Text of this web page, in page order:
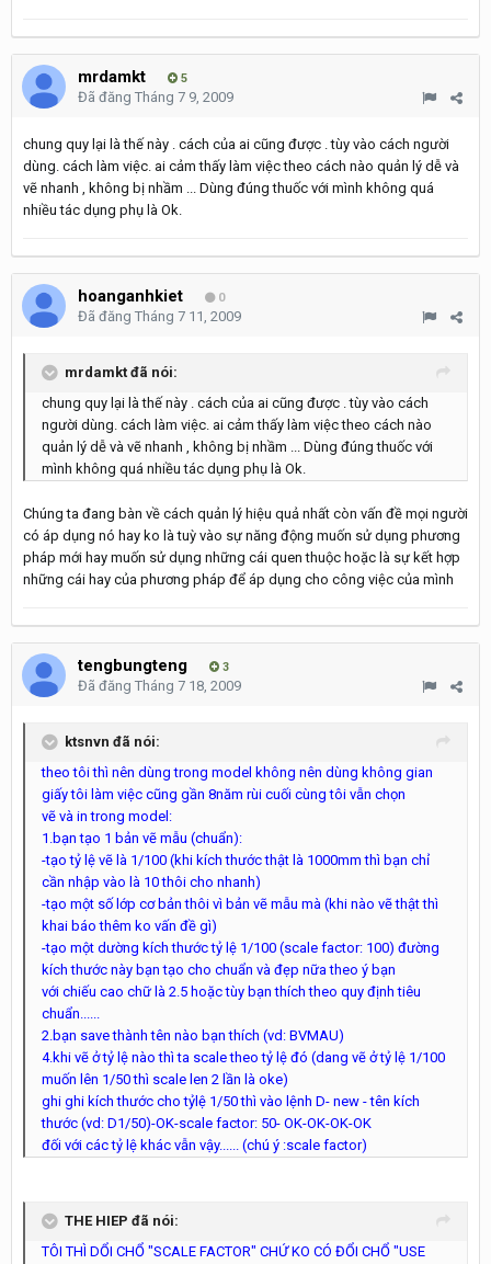
mrdamkt 5
Đã đăng Tháng 7 9, 2009
chung quy lại là thế này . cách của ai cũng được . tùy vào cách người
dùng. cách làm việc. ai cảm thấy làm việc theo cách nào quản lý dễ và
vẽ nhanh , không bị nhầm ... Dùng đúng thuốc với mình không quá
nhiều tác dụng phụ là Ok.
hoanganhkiet 0
Đã đăng Tháng 7 11, 2009
mrdamkt đã nói:
chung quy lại là thế này . cách của ai cũng được . tùy vào cách
người dùng. cách làm việc. ai cảm thấy làm việc theo cách nào
quản lý dễ và vẽ nhanh , không bị nhầm ... Dùng đúng thuốc với
mình không quá nhiều tác dụng phụ là Ok.
Chúng ta đang bàn về cách quản lý hiệu quả nhất còn vấn đề mọi người
có áp dụng nó hay ko là tuỳ vào sự năng động muốn sử dụng phương
pháp mới hay muốn sử dụng những cái quen thuộc hoặc là sự kết hợp
những cái hay của phương pháp để áp dụng cho công việc của mình
tengbungteng 3
Đã đăng Tháng 7 18, 2009
ktsnvn đã nói:
theo tôi thì nên dùng trong model không nên dùng không gian
giấy tôi làm việc cũng gần 8năm rùi cuối cùng tôi vẫn chọn
vẽ và in trong model:
1.bạn tạo 1 bản vẽ mẫu (chuẩn):
-tạo tỷ lệ vẽ là 1/100 (khi kích thước thật là 1000mm thì bạn chỉ
cần nhập vào là 10 thôi cho nhanh)
-tạo một số lớp cơ bản thôi vì bản vẽ mẫu mà (khi nào vẽ thật thì
khai báo thêm ko vấn đề gì)
-tạo một dường kích thước tỷ lệ 1/100 (scale factor: 100) đường
kích thước này bạn tạo cho chuẩn và đẹp nữa theo ý bạn
với chiếu cao chữ là 2.5 hoặc tùy bạn thích theo quy định tiêu
chuẩn......
2.bạn save thành tên nào bạn thích (vd: BVMAU)
4.khi vẽ ở tỷ lệ nào thì ta scale theo tỷ lệ đó (dang vẽ ở tỷ lệ 1/100
muốn lên 1/50 thì scale len 2 lần là oke)
ghi ghi kích thước cho tỷlệ 1/50 thì vào lệnh D- new - tên kích
thước (vd: D1/50)-OK-scale factor: 50- OK-OK-OK-OK
đối với các tỷ lệ khác vẫn vậy...... (chú ý :scale factor)
THE HIEP đã nói:
TÔI THÌ DỔI CHỔ "SCALE FACTOR" CHỨ KO CÓ ĐỔI CHỔ "USE